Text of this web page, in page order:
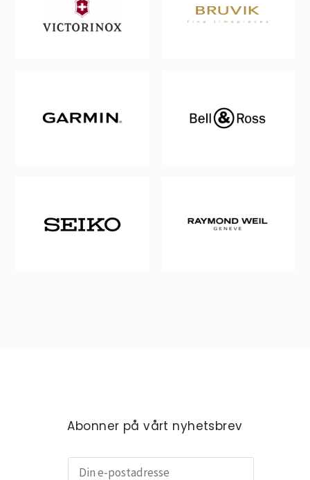
Abonner på vårt nyhetsbrev